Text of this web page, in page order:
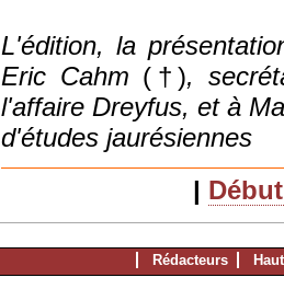
L'édition, la
Eric Cahm (†),
l'affaire Dreyfus, et à
d'études jaurésiennes
|
Rédacteurs